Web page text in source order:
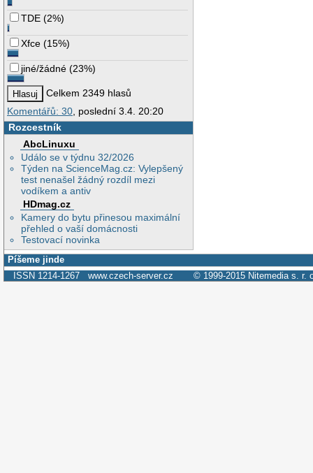
TDE (2%)
Xfce (15%)
jiné/žádné (23%)
Celkem 2349 hlasů
Komentářů: 30 , poslední 3.4. 20:20
Rozcestník
AbcLinuxu
Událo se v týdnu 32/2026
Týden na ScienceMag.cz: Vylepšený
test nenašel žádný rozdíl mezi
vodíkem a antiv
HDmag.cz
Kamery do bytu přinesou maximální
přehled o vaší domácnosti
Testovací novinka
Píšeme jinde
ISSN 1214-1267 www.czech-server.cz © 1999-2015 Nitemedia s. r.